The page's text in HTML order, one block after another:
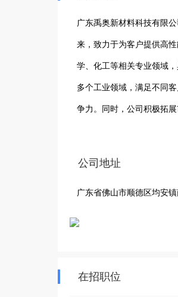
广东禹奥新材料科技有限
来，致力于为客户提供高
学、化工等相关专业领域
多个工业领域，满足不同
争力。同时，公司积极拓
将继续深耕新材料领域，
公司地址
广东省佛山市顺德区均安镇
在招职位